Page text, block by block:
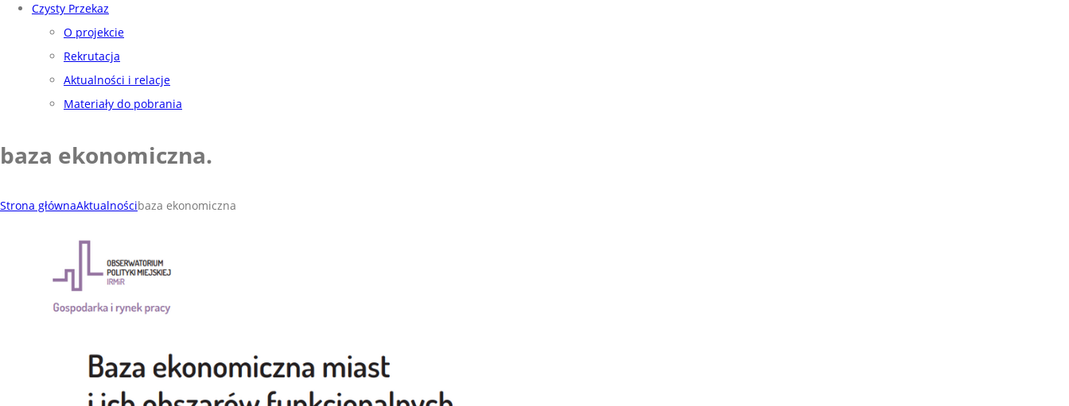
Czysty Przekaz
O projekcie
Rekrutacja
Aktualności i relacje
Materiały do pobrania
baza ekonomiczna.
Strona głównaAktualnościbaza ekonomiczna